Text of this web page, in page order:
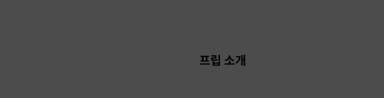
프립 소개